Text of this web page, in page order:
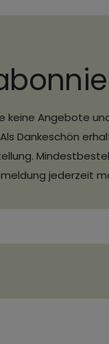
keine Angebote
Dankeschön
jederzeit